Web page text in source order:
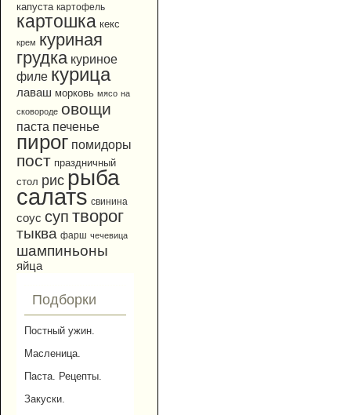
капуста картофель
картошка кекс
крем куриная
грудка куриное
филе курица
лаваш морковь мясо на
сковороде овощи
паста печенье
пирог помидоры
пост праздничный
стол рис рыба
салатs свинина
соус суп творог
тыква фарш чечевица
шампиньоны
яйца
Подборки
Постный ужин.
Масленица.
Паста. Рецепты.
Закуски.